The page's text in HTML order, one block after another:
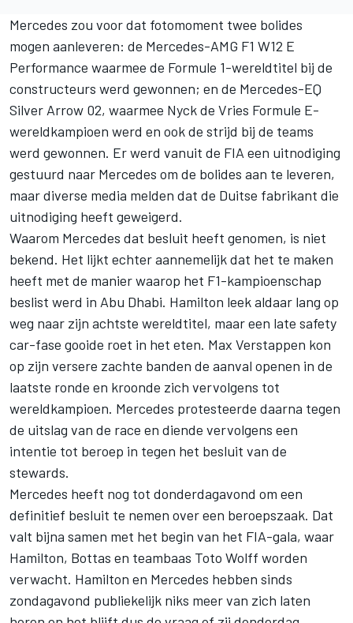
Mercedes zou voor dat fotomoment twee bolides
mogen aanleveren: de Mercedes-AMG F1 W12 E
Performance waarmee de Formule 1-wereldtitel bij de
constructeurs werd gewonnen; en de Mercedes-EQ
Silver Arrow 02, waarmee Nyck de Vries Formule E-
wereldkampioen werd en ook de strijd bij de teams
werd gewonnen. Er werd vanuit de FIA een uitnodiging
gestuurd naar Mercedes om de bolides aan te leveren,
maar diverse media melden dat de Duitse fabrikant die
uitnodiging heeft geweigerd.
Waarom Mercedes dat besluit heeft genomen, is niet
bekend. Het lijkt echter aannemelijk dat het te maken
heeft met de manier waarop het F1-kampioenschap
beslist werd in Abu Dhabi. Hamilton leek aldaar lang op
weg naar zijn achtste wereldtitel, maar een late safety
car-fase gooide roet in het eten. Max Verstappen kon
op zijn versere zachte banden de aanval openen in de
laatste ronde en kroonde zich vervolgens tot
wereldkampioen. Mercedes protesteerde daarna tegen
de uitslag van de race en diende vervolgens een
intentie tot beroep in tegen het besluit van de
stewards.
Mercedes heeft nog tot donderdagavond om een
definitief besluit te nemen over een beroepszaak. Dat
valt bijna samen met het begin van het FIA-gala, waar
Hamilton, Bottas en teambaas Toto Wolff worden
verwacht. Hamilton en Mercedes hebben sinds
zondagavond publiekelijk niks meer van zich laten